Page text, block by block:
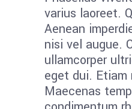
varius laoreet.
Aenean
nisi vel augue.
ullamcorper
eget dui. Etiam
Maecenas